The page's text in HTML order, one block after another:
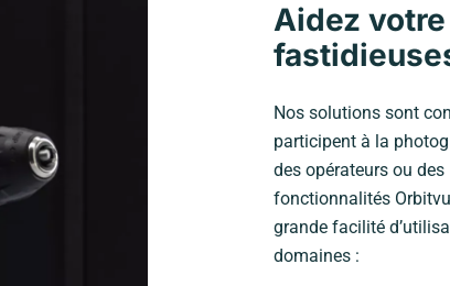
Aidez
Nos solutions sont
participent à la
des opérateurs ou
fonctionnalités
grande facilité
domaines :